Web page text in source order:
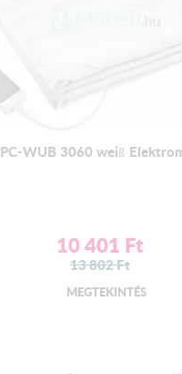
PC-WUB 3060 weiß
10 401 Ft
13 802Ft
MEGTEKINTÉS